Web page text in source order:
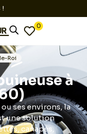
!
0
Roi
à
ou ses environs, la
une solution
canapés,